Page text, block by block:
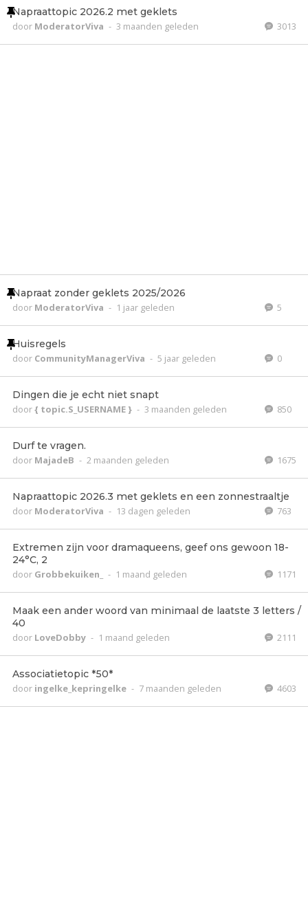
Napraattopic 2026.2 met geklets
door ModeratorViva - 3 maanden geleden 3013
Napraat zonder geklets 2025/2026
door ModeratorViva - 1 jaar geleden 5
Huisregels
door CommunityManagerViva - 5 jaar geleden 0
Dingen die je echt niet snapt
door{ topic.S_USERNAME } - 3 maanden geleden 850
Durf te vragen.
door MajadeB - 2 maanden geleden 1675
Napraattopic 2026.3 met geklets en een zonnestraaltje
door ModeratorViva - 13 dagen geleden 763
Extremen zijn voor dramaqueens, geef ons gewoon 18-
24°C, 2
door Grobbekuiken_ - 1 maand geleden 1171
Maak een ander woord van minimaal de laatste 3 letters /
40
door LoveDobby - 1 maand geleden 2111
Associatietopic *50*
door ingelke_kepringelke - 7 maanden geleden 4603